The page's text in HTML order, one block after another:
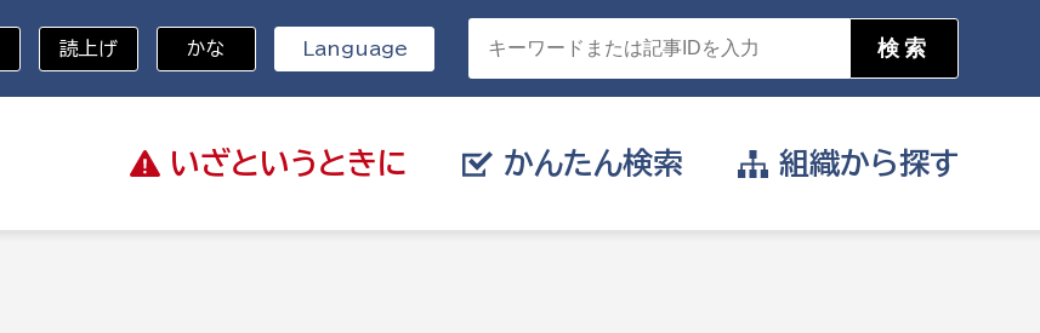
いざと いうときに かんたん検索 組織から探す
読上げ かな Language